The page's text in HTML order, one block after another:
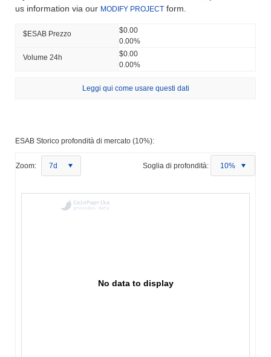
us information via our MODIFY PROJECT form.
$ESAB Prezzo
$0.00
0.00%
Volume 24h
$0.00
0.00%
Leggi qui come usare questi dati
ESAB Storico profondità di mercato (10%):
Zoom: 7d Soglia di profondità: 10%
No data to display